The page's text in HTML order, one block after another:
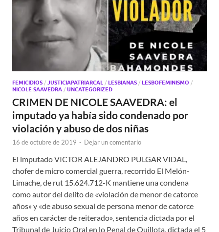
FEMICIDIOS / JUSTICIAPATRIARCAL / LESBIANAS / LESBOFEMINISMO /
NICOLE SAAVEDRA / UNCATEGORIZED
CRIMEN DE NICOLE SAAVEDRA: el
imputado ya había sido condenado por
violación y abuso de dos niñas
16 de octubre de 2019 - Dejar un comentario
El imputado VICTOR ALEJANDRO PULGAR VIDAL,
chofer de micro comercial guerra, recorrido El Melón-
Limache, de rut 15.624.712-K mantiene una condena
como autor del delito de «violación de menor de catorce
años» y «de abuso sexual de persona menor de catorce
años en carácter de reiterado», sentencia dictada por el
Tribunal de Juicio Oral en lo Penal de Quillota, dictada el 5